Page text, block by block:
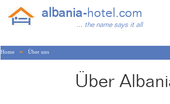
albania-hotel.com
... the name says it all
Home » Über uns
Über